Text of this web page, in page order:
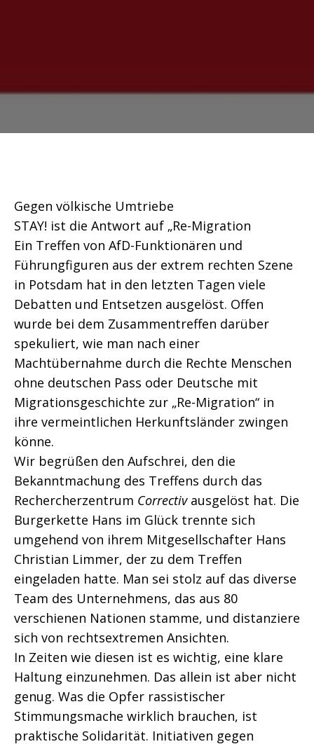
Gegen völkische Umtriebe
STAY! ist die Antwort auf „Re-Migration
Ein Treffen von AfD-Funktionären und
Führungfiguren aus der extrem rechten Szene
in Potsdam hat in den letzten Tagen viele
Debatten und Entsetzen ausgelöst. Offen
wurde bei dem Zusammentreffen darüber
spekuliert, wie man nach einer
Machtübernahme durch die Rechte Menschen
ohne deutschen Pass oder Deutsche mit
Migrationsgeschichte zur „Re-Migration“ in
ihre vermeintlichen Herkunftsländer zwingen
könne.
Wir begrüßen den Aufschrei, den die
Bekanntmachung des Treffens durch das
Rechercherzentrum Correctivausgelöst hat. Die
Burgerkette Hans im Glück trennte sich
umgehend von ihrem Mitgesellschafter Hans
Christian Limmer, der zu dem Treffen
eingeladen hatte. Man sei stolz auf das diverse
Team des Unternehmens, das aus 80
verschienen Nationen stamme, und distanziere
sich von rechtsextremen Ansichten.
In Zeiten wie diesen ist es wichtig, eine klare
Haltung einzunehmen. Das allein ist aber nicht
genug. Was die Opfer rassistischer
Stimmungsmache wirklich brauchen, ist
praktische Solidarität. Initiativen gegen